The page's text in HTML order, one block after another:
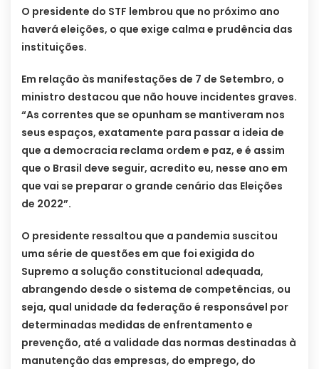
O presidente do STF lembrou que no próximo ano
haverá eleições, o que exige calma e prudência das
instituições.
Em relação às manifestações de 7 de Setembro, o
ministro destacou que não houve incidentes graves.
“As correntes que se opunham se mantiveram nos
seus espaços, exatamente para passar a ideia de
que a democracia reclama ordem e paz, e é assim
que o Brasil deve seguir, acredito eu, nesse ano em
que vai se preparar o grande cenário das Eleições
de 2022”.
O presidente ressaltou que a pandemia suscitou
uma série de questões em que foi exigida do
Supremo a solução constitucional adequada,
abrangendo desde o sistema de competências, ou
seja, qual unidade da federação é responsável por
determinadas medidas de enfrentamento e
prevenção, até a validade das normas destinadas à
manutenção das empresas, do emprego, do